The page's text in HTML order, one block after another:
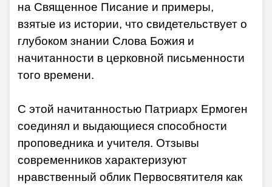
на Священное Писание и примеры,
взятые из истории, что свидетельствует о
глубоком знании Слова Божия и
начитанности в церковной письменности
того времени.
С этой начитанностью Патриарх Ермоген
соединял и выдающиеся способности
проповедника и учителя. Отзывы
современников характеризуют
нравственный облик Первосвятителя как